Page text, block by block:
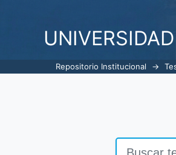
Repositorio Institucional →